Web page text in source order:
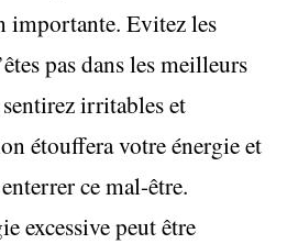
importante. Evitez les
pas dans les meilleurs
irritables et
étouffera votre énergie et
ce mal-être.
excessive peut être